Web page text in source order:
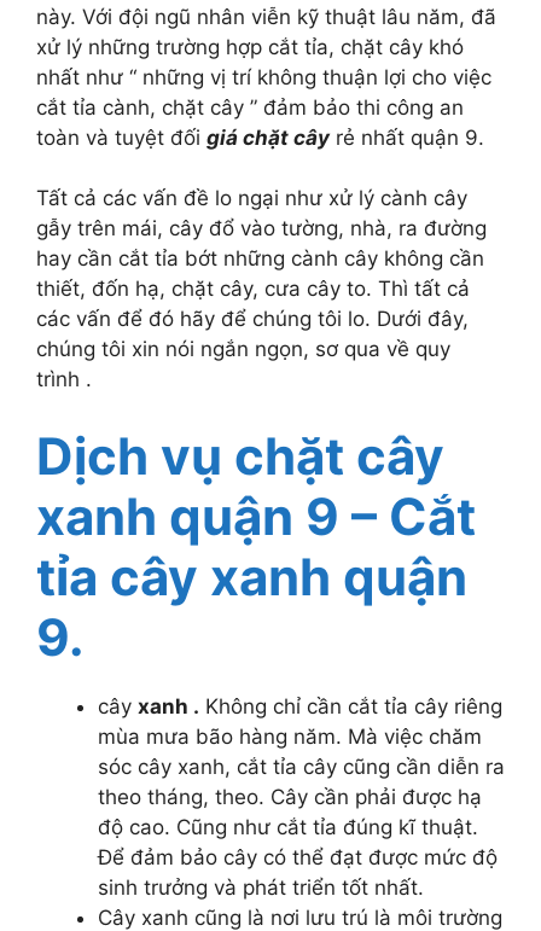
này. Với đội ngũ nhân viễn kỹ thuật lâu năm, đã
xử lý những trường hợp cắt tỉa, chặt cây khó
nhất như “ những vị trí không thuận lợi cho việc
cắt tỉa cành, chặt cây ” đảm bảo thi công an
toàn và tuyệt đối giá chặt câyrẻ nhất quận 9.
Tất cả các vấn đề lo ngại như xử lý cành cây
gẫy trên mái, cây đổ vào tường, nhà, ra đường
hay cần cắt tỉa bớt những cành cây không cần
thiết, đốn hạ, chặt cây, cưa cây to. Thì tất cả
các vấn để đó hãy để chúng tôi lo. Dưới đây,
chúng tôi xin nói ngắn ngọn, sơ qua về quy
trình .
Dịch vụ chặt cây
xanh quận 9 – Cắt
tỉa cây xanh quận
9.
cây xanh . Không chỉ cần cắt tỉa cây riêng
mùa mưa bão hàng năm. Mà việc chăm
sóc cây xanh, cắt tỉa cây cũng cần diễn ra
theo tháng, theo. Cây cần phải được hạ
độ cao. Cũng như cắt tỉa đúng kĩ thuật.
Để đảm bảo cây có thể đạt được mức độ
sinh trưởng và phát triển tốt nhất.
Cây xanh cũng là nơi lưu trú là môi trường